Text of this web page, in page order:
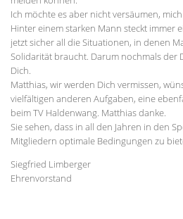
Ich möchte es aber nicht versäumen,
Hinter einem starken Mann steckt immer
jetzt sicher all die Situationen, in denen
Solidarität braucht. Darum nochmals der
Dich.
Matthias, wir werden Dich vermissen,
vielfältigen anderen Aufgaben, eine
beim TV Haldenwang. Matthias danke.
Sie sehen, dass in all den Jahren in den
Mitgliedern optimale Bedingungen zu
Siegfried Limberger
Ehrenvorstand